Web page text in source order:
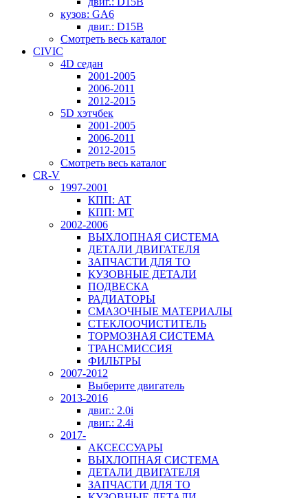
кузов: GA6
двиг.: D15B
Смотреть весь каталог
CIVIC
4D седан
2001-2005
2006-2011
2012-2015
5D хэтчбек
2001-2005
2006-2011
2012-2015
Смотреть весь каталог
CR-V
1997-2001
КПП: AT
КПП: MT
2002-2006
ВЫХЛОПНАЯ СИСТЕМА
ДЕТАЛИ ДВИГАТЕЛЯ
ЗАПЧАСТИ ДЛЯ ТО
КУЗОВНЫЕ ДЕТАЛИ
ПОДВЕСКА
РАДИАТОРЫ
СМАЗОЧНЫЕ МАТЕРИАЛЫ
СТЕКЛООЧИСТИТЕЛЬ
ТОРМОЗНАЯ СИСТЕМА
ТРАНСМИССИЯ
ФИЛЬТРЫ
2007-2012
Выберите двигатель
2013-2016
двиг.: 2.0i
двиг.: 2.4i
2017-
АКСЕССУАРЫ
ВЫХЛОПНАЯ СИСТЕМА
ДЕТАЛИ ДВИГАТЕЛЯ
ЗАПЧАСТИ ДЛЯ ТО